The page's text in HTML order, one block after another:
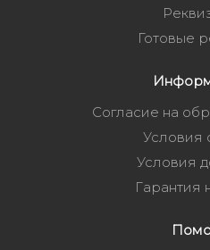
Готовые
Согласие на
Условия
Условия
Гарантия